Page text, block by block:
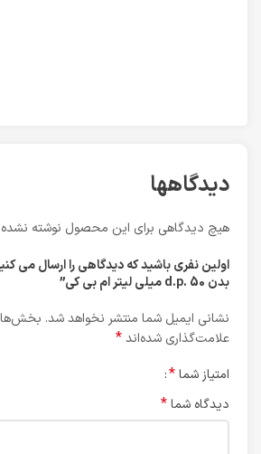
دیدگاهها
هیچ دیدگاهی برای این محصول نوشته
اولین نفری باشید که دیدگاهی را ارسال می
بدن d.p. 50 میلی لیتر ام بی کی”
نشانی ایمیل شما منتشر نخواهد شد.
علامت‌گذاری شده‌اند*
امتیاز شما*
دیدگاه شما*